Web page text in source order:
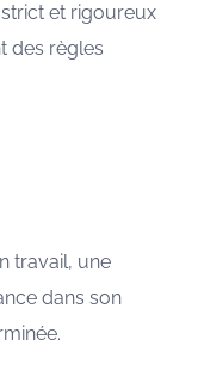
et rigoureux
des règles
travail, une
dans son